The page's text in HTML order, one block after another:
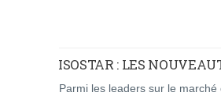
ISOSTAR : LES
Parmi les leaders sur le